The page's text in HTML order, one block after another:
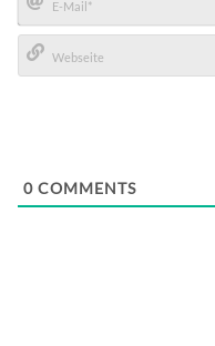
E-
Mail*
0 COMMENTS